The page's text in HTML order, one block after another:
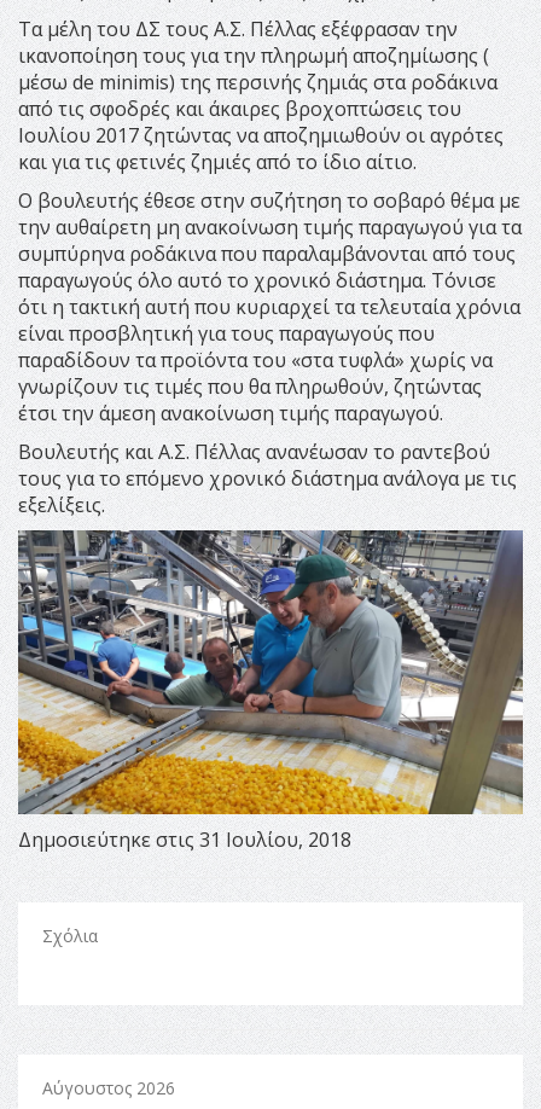
Τα μέλη του ΔΣ τους Α.Σ. Πέλλας εξέφρασαν την
ικανοποίηση τους για την πληρωμή αποζημίωσης (
μέσω de minimis) της περσινής ζημιάς στα ροδάκινα
από τις σφοδρές και άκαιρες βροχοπτώσεις του
Ιουλίου 2017 ζητώντας να αποζημιωθούν οι αγρότες
και για τις φετινές ζημιές από το ίδιο αίτιο.
Ο βουλευτής έθεσε στην συζήτηση το σοβαρό θέμα με
την αυθαίρετη μη ανακοίνωση τιμής παραγωγού για τα
συμπύρηνα ροδάκινα που παραλαμβάνονται από τους
παραγωγούς όλο αυτό το χρονικό διάστημα. Τόνισε
ότι η τακτική αυτή που κυριαρχεί τα τελευταία χρόνια
είναι προσβλητική για τους παραγωγούς που
παραδίδουν τα προϊόντα του «στα τυφλά» χωρίς να
γνωρίζουν τις τιμές που θα πληρωθούν, ζητώντας
έτσι την άμεση ανακοίνωση τιμής παραγωγού.
Βουλευτής και Α.Σ. Πέλλας ανανέωσαν το ραντεβού
τους για το επόμενο χρονικό διάστημα ανάλογα με τις
εξελίξεις.
Δημοσιεύτηκε στις 31 Ιουλίου, 2018
Σχόλια
Αύγουστος 2026